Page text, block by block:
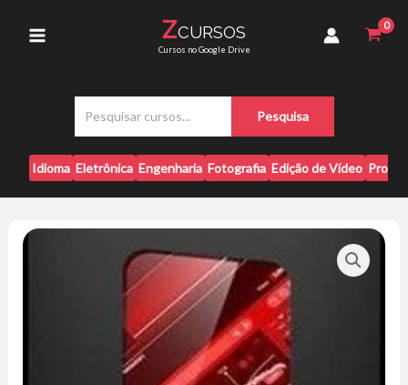
Menu
ZCURSOS
Cursos no Google Drive
s
q
u
i
a
Pesquisa
Idioma Eletrônica Engenharia Fotografia Edição de Vídeo
Tutorials